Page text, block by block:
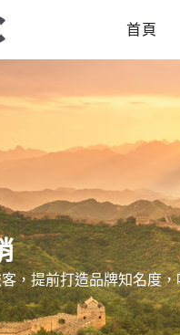
首頁
，提前打造品牌知名度，